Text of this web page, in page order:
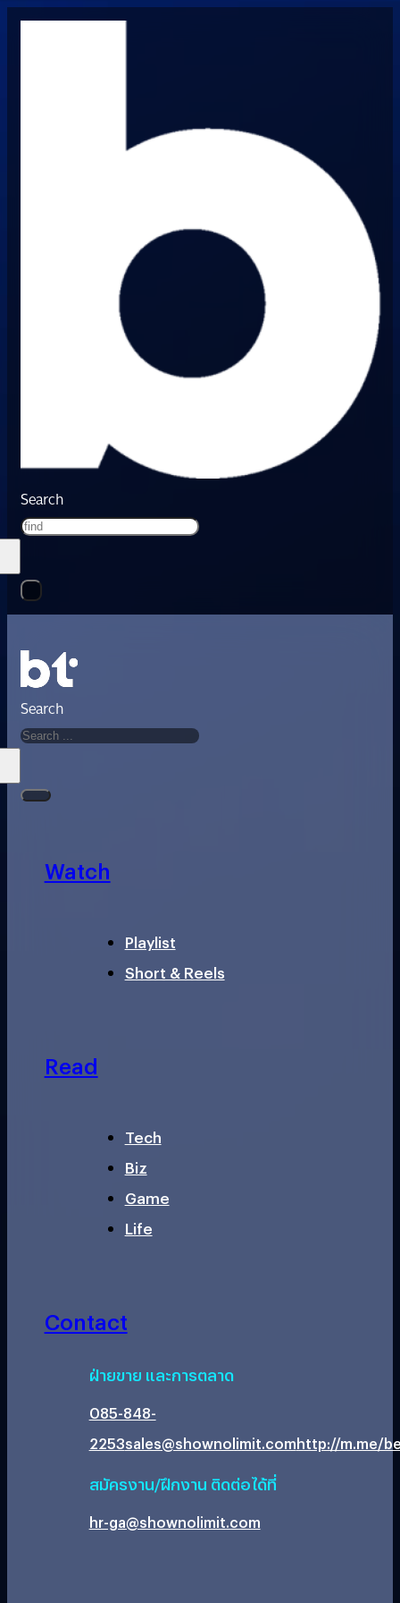
Search
Search
Watch
Playlist
Short & Reels
Read
Tech
Biz
Game
Life
Contact
ฝ่ายขาย และการตลาด
085-848-
2253sales@shownolimit.comhttp://m.me/
สมัครงาน/ฝึกงาน ติดต่อได้ที่
hr-ga@shownolimit.com